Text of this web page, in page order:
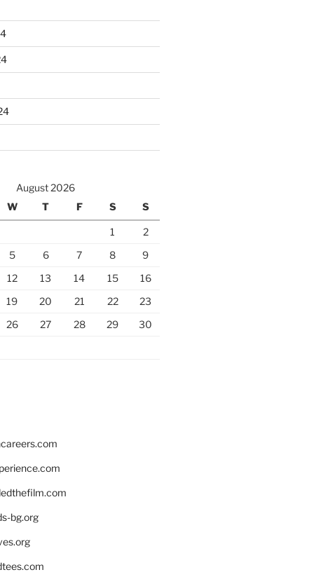
August 2026
W T F S S
1
2
5 6 7 8
9
12 13 14 15
16
19 20 21 22
23
26 27 28 29
30
bg.org